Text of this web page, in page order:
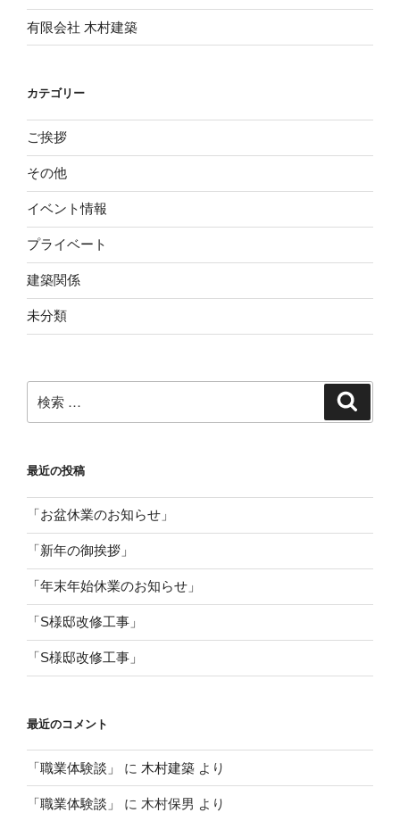
有限会社 木村建築
カテゴリー
ご挨拶
その他
イベント情報
プライベート
建築関係
未分類
索:
最近の投稿
「お盆休業のお知らせ」
「新年の御挨拶」
「年末年始休業のお知らせ」
「S様邸改修工事」
「S様邸改修工事」
最近のコメント
「職業体験談」 に 木村建築 より
「職業体験談」 に 木村保男 より